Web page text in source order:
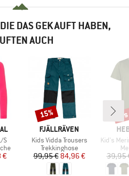
DAS GEKAUFT HABEN,
AUCH
S
Preis
€
MARKE
FJÄLLRÄVEN
Artikel
Kids Vidda Trousers
Produktgruppe
Trekkinghose
Preis
99,95 €reduzierter Preis
84,96 €
Rabatt
15%
Artikel
Kid's
39,95